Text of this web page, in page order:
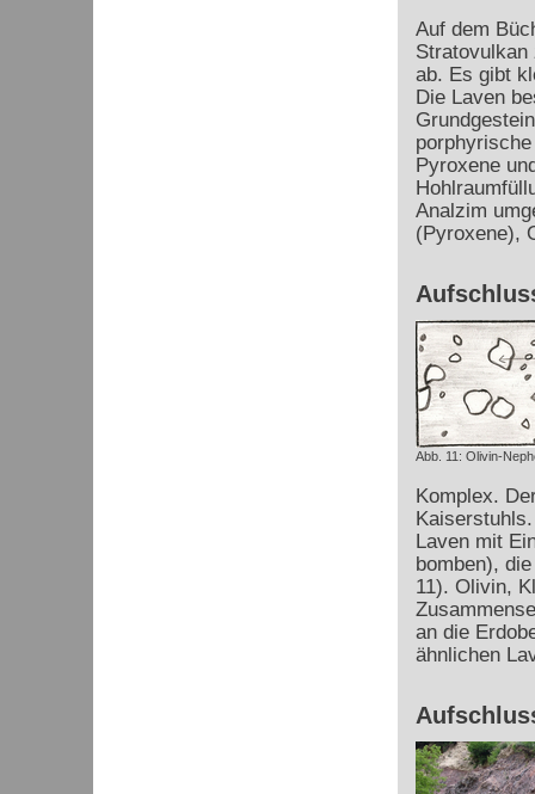
Auf dem
Stratovulkan
ab. Es gibt
Die Laven
Pyroxene
Analzim
(Pyroxene),
Abb. 11: Olivin-
Komplex.
Laven mit
bomben),
11). Olivin,
an die
ähnlichen